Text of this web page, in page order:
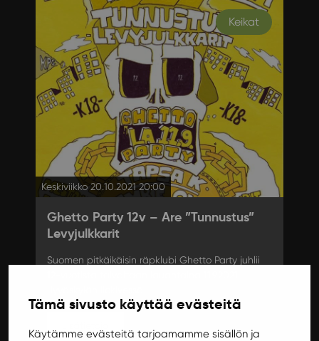
Tämä sivusto käyttää evästeitä
Käytämme evästeitä tarjoamamme sisällön ja
Keikat
Keskiviikko 20.10.2021 20:00
Ghetto Party 12v – Are ”Tunnustus”
Levyjulkkarit
Suomen pitkäikäisin räpklubi Ghetto Party juhlii